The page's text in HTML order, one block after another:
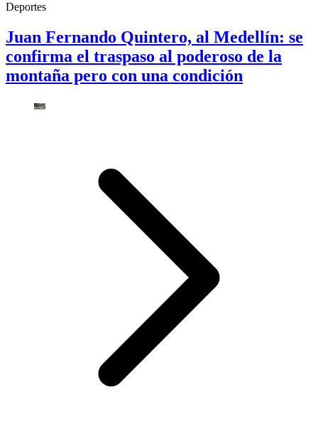
Deportes
Juan Fernando Quintero, al Medellín: se
confirma el traspaso al poderoso de la
montaña pero con una condición